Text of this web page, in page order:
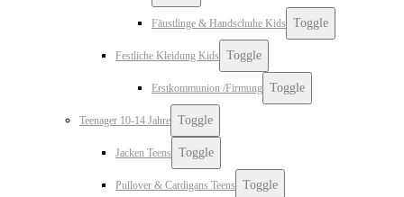
Fäustlinge & Handschuhe Kids Toggle
Festliche Kleidung Kids Toggle
Erstkommunion /Firmung Toggle
Teenager 10-14 Jahre Toggle
Jacken Teens Toggle
Pullover & Cardigans Teens Toggle